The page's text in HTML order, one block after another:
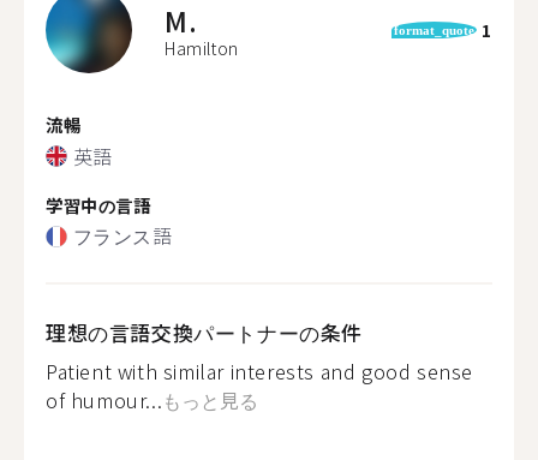
M.
Hamilton
format_quote 1
流暢
英語
学習中の言語
フランス語
理想の言語交換パートナーの条件
Patient with similar interests and good sense
of humour...もっと見る